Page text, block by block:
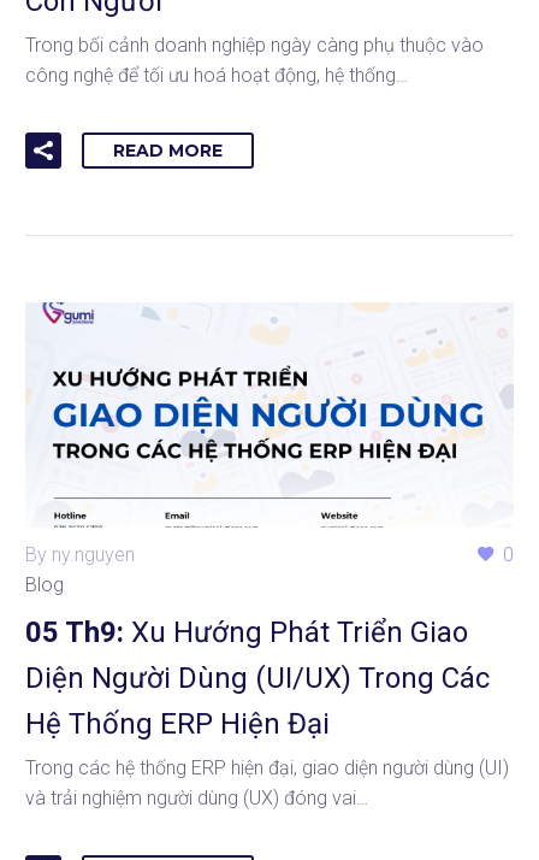
Trong bối cảnh doanh nghiệp ngày càng phụ thuộc vào
công nghệ để tối ưu hoá hoạt động, hệ thống…
READ MORE
0
By ny.nguyen
Blog
05 Th9: Xu Hướng Phát Triển Giao
Diện Người Dùng (UI/UX) Trong Các
Hệ Thống ERP Hiện Đại
Trong các hệ thống ERP hiện đại, giao diện người dùng (UI)
và trải nghiệm người dùng (UX) đóng vai…